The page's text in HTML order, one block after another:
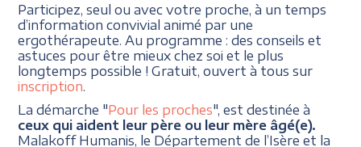
Participez, seul ou avec votre proche, à un temps
d’information convivial animé par une
ergothérapeute. Au programme : des conseils et
astuces pour être mieux chez soi et le plus
longtemps possible ! Gratuit, ouvert à tous sur
inscription
La démarche "Pour les proches", est destinée à
ceux qui aident leur père ou leur mère âgé(e).
Malakoff Humanis, le Département de l’Isère et la